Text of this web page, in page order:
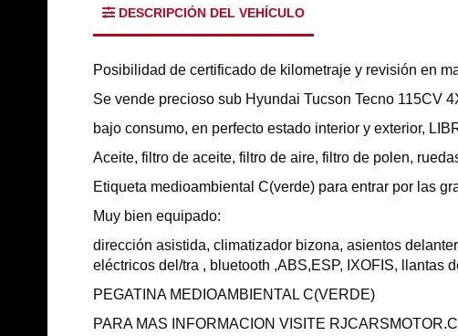
DESCRIPCIÓN DEL VEHÍCULO
Posibilidad de certificado de kilometraje y revisión en
Se vende precioso sub Hyundai Tucson Tecno 115CV
bajo consumo, en perfecto estado interior y exterior,
Aceite, filtro de aceite, filtro de aire, filtro de polen,
Etiqueta medioambiental C(verde) para entrar por las
Muy bien equipado:
dirección asistida, climatizador bizona, asientos
eléctricos del/tra , bluetooth ,ABS,ESP, IXOFIS, llantas
PEGATINA MEDIOAMBIENTAL C(VERDE)
PARA MAS INFORMACION VISITE